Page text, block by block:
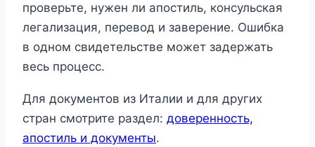
проверьте, нужен ли апостиль, консульская
легализация, перевод и заверение. Ошибка
в одном свидетельстве может задержать
весь процесс.
Для документов из Италии и для других
стран смотрите раздел: доверенность,
апостиль и документы.